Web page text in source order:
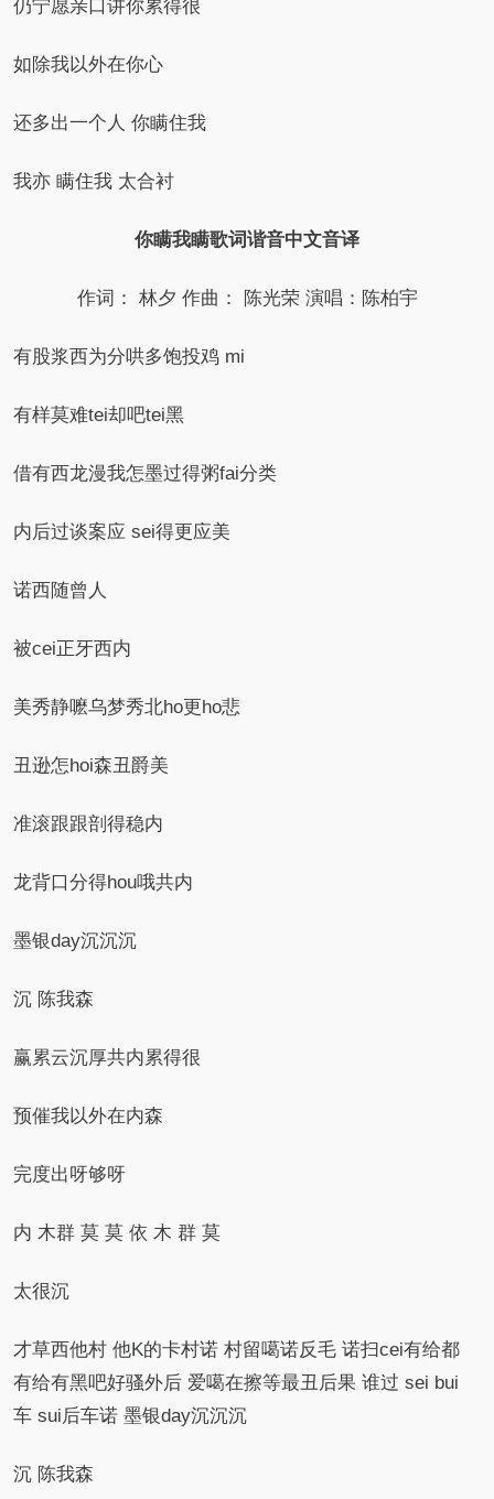
仍宁愿亲口讲你累得很
如除我以外在你心
还多出一个人 你瞒住我
我亦 瞒住我 太合衬
你瞒我瞒歌词谐音中文音译
作词： 林夕 作曲： 陈光荣 演唱：陈柏宇
有股浆西为分哄多饱投鸡 mi
有样莫难tei却吧tei黑
借有西龙漫我怎墨过得粥fai分类
内后过谈案应 sei得更应美
诺西随曾人
被cei正牙西内
美秀静嚒乌梦秀北ho更ho悲
丑逊怎hoi森丑爵美
准滚跟跟剖得稳内
龙背口分得hou哦共内
墨银day沉沉沉
沉 陈我森
赢累云沉厚共内累得很
预催我以外在内森
完度出呀够呀
内 木群 莫 莫 依 木 群 莫
太很沉
才草西他村 他K的卡村诺 村留噶诺反毛 诺扫cei有给都
有给有黑吧好骚外后 爱噶在擦等最丑后果 谁过 sei bui
车 sui后车诺 墨银day沉沉沉
沉 陈我森